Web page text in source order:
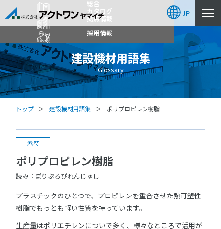
総合
カタログ
拠点情報
採用情報
JP
建設機材用語集
Glossary
トップ 建設機材用語集 ポリプロピレン樹脂
素材
ポリプロピレン樹脂
読み：ぽりぷろぴれんじゅし
プラスチックのひとつで、プロピレンを重合させた熱可塑性
樹脂でもっとも軽い性質を持っています。
生産量はポリエチレンについで多く、様々なところで活用が